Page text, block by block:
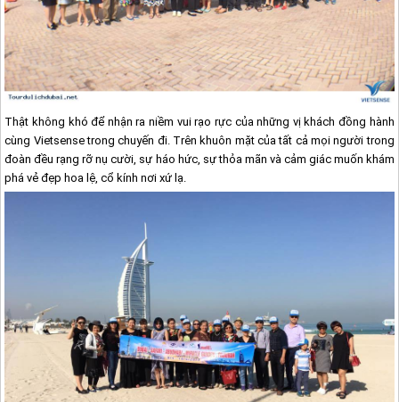
Thật không khó để nhận ra niềm vui rạo rực của những vị khách đồng hành
cùng Vietsense trong chuyến đi. Trên khuôn mặt của tất cả mọi người trong
đoàn đều rạng rỡ nụ cười, sự háo hức, sự thỏa mãn và cảm giác muốn khám
phá vẻ đẹp hoa lệ, cổ kính nơi xứ lạ.